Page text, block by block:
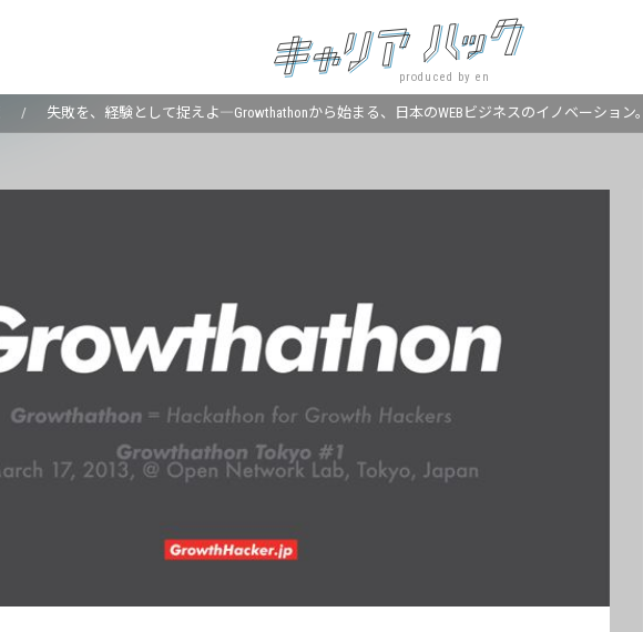
produced by en
失敗を、経験として捉えよ―Growthathonから始まる、日本のWEBビジネスのイノベーション。